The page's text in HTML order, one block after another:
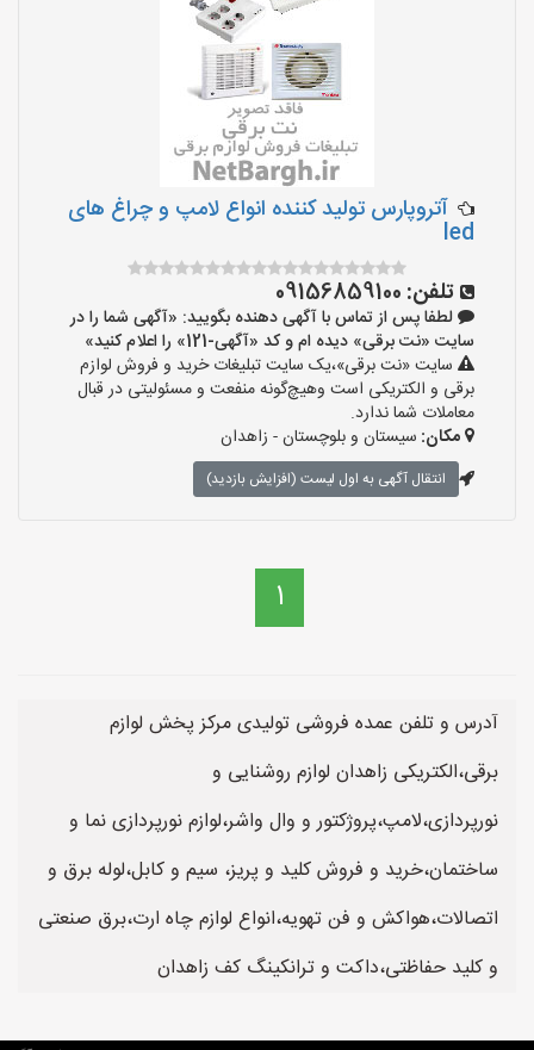
آتروپارس تولید کننده انواع لامپ و چراغ های
led
تلفن: 09156859100
لطفا پس از تماس با آگهی دهنده بگویید: «آگهی شما را در
سایت «نت برقی» دیده ام و کد «آگهی-121» را اعلام کنید»
سایت «نت برقی»،یک سایت تبلیغات خرید و فروش لوازم
برقی و الکتریکی است وهیچ‌گونه منفعت و مسئولیتی در قبال
معاملات شما ندارد.
مکان: سیستان و بلوچستان - زاهدان
انتقال آگهی به اول لیست (افزایش بازدید)
1
آدرس و تلفن عمده فروشی تولیدی مرکز پخش لوازم
برقی،الکتریکی زاهدان لوازم روشنایی و
نورپردازی،لامپ،پروژکتور و وال واشر،لوازم نورپردازی نما و
ساختمان،خرید و فروش کلید و پریز، سیم و کابل،لوله برق و
اتصالات،هواکش و فن تهویه،انواع لوازم چاه ارت،برق صنعتی
و کلید حفاظتی،داکت و ترانکینگ کف زاهدان